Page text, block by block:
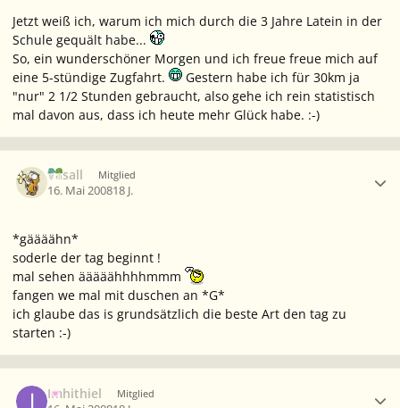
Jetzt weiß ich, warum ich mich durch die 3 Jahre Latein in der
Schule gequält habe...
So, ein wunderschöner Morgen und ich freue freue mich auf
eine 5-stündige Zugfahrt.
Gestern habe ich für 30km ja
"nur" 2 1/2 Stunden gebraucht, also gehe ich rein statistisch
mal davon aus, dass ich heute mehr Glück habe. :-)
Vasall Mitglied
16. Mai 200818 J.
*gäääähn*
soderle der tag beginnt !
mal sehen ääääähhhhmmm
fangen we mal mit duschen an *G*
ich glaube das is grundsätzlich die beste Art den tag zu
starten :-)
Imhithiel Mitglied